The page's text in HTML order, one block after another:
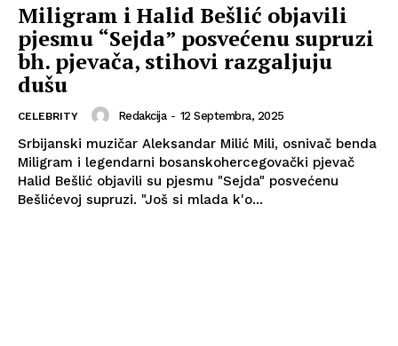
Miligram i Halid Bešlić objavili
pjesmu “Sejda” posvećenu supruzi
bh. pjevača, stihovi razgaljuju
dušu
CELEBRITY Redakcija - 12 Septembra, 2025
Srbijanski muzičar Aleksandar Milić Mili, osnivač benda
Miligram i legendarni bosanskohercegovački pjevač
Halid Bešlić objavili su pjesmu "Sejda" posvećenu
Bešlićevoj supruzi. "Još si mlada k'o...